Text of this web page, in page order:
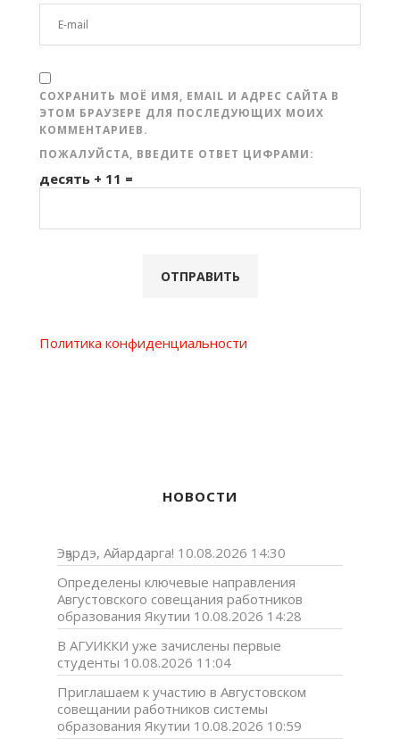
СОХРАНИТЬ МОЁ ИМЯ, EMAIL И АДРЕС САЙТА В
ЭТОМ БРАУЗЕРЕ ДЛЯ ПОСЛЕДУЮЩИХ МОИХ
КОММЕНТАРИЕВ.
ПОЖАЛУЙСТА, ВВЕДИТЕ ОТВЕТ ЦИФРАМИ:
десять + 11 =
Политика конфиденциальности
НОВОСТИ
Эҕэрдэ, Айардарга! 10.08.2026 14:30
Определены ключевые направления
Августовского совещания работников
образования Якутии 10.08.2026 14:28
В АГУИККИ уже зачислены первые
студенты 10.08.2026 11:04
Приглашаем к участию в Августовском
совещании работников системы
образования Якутии 10.08.2026 10:59